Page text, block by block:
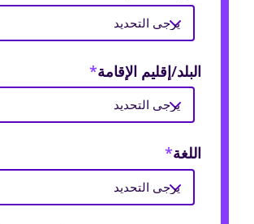
البلد/إقليم الإقامة*
اللغة*